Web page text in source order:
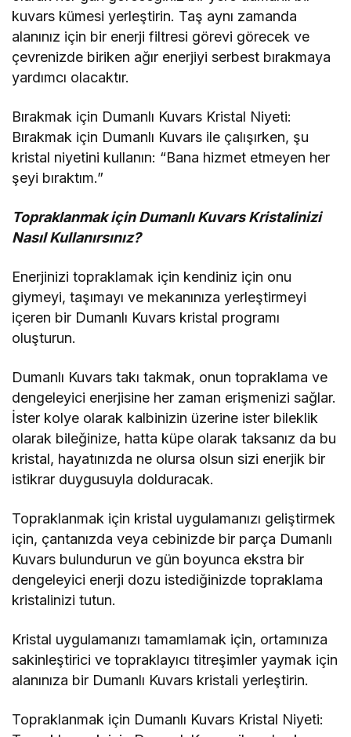
kuvars kümesi yerleştirin. Taş aynı zamanda
alanınız için bir enerji filtresi görevi görecek ve
çevrenizde biriken ağır enerjiyi serbest bırakmaya
yardımcı olacaktır.
Bırakmak için Dumanlı Kuvars Kristal Niyeti:
Bırakmak için Dumanlı Kuvars ile çalışırken, şu
kristal niyetini kullanın: “Bana hizmet etmeyen her
şeyi bıraktım.”
Topraklanmak için Dumanlı Kuvars Kristalinizi
Nasıl Kullanırsınız?
Enerjinizi topraklamak için kendiniz için onu
giymeyi, taşımayı ve mekanınıza yerleştirmeyi
içeren bir Dumanlı Kuvars kristal programı
oluşturun.
Dumanlı Kuvars takı takmak, onun topraklama ve
dengeleyici enerjisine her zaman erişmenizi sağlar.
İster kolye olarak kalbinizin üzerine ister bileklik
olarak bileğinize, hatta küpe olarak taksanız da bu
kristal, hayatınızda ne olursa olsun sizi enerjik bir
istikrar duygusuyla dolduracak.
Topraklanmak için kristal uygulamanızı geliştirmek
için, çantanızda veya cebinizde bir parça Dumanlı
Kuvars bulundurun ve gün boyunca ekstra bir
dengeleyici enerji dozu istediğinizde topraklama
kristalinizi tutun.
Kristal uygulamanızı tamamlamak için, ortamınıza
sakinleştirici ve topraklayıcı titreşimler yaymak için
alanınıza bir Dumanlı Kuvars kristali yerleştirin.
Topraklanmak için Dumanlı Kuvars Kristal Niyeti: